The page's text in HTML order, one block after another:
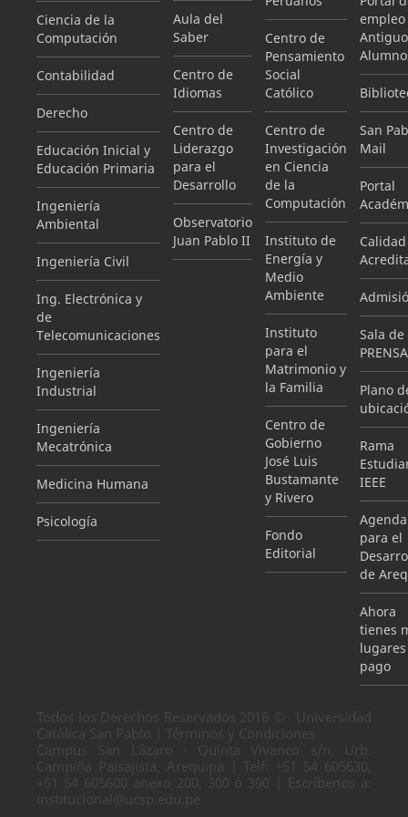
Ciencia de la
Computación
Contabilidad
Derecho
Educación Inicial y
Educación Primaria
Ingeniería
Ambiental
Ingeniería Civil
Ing. Electrónica y
de
Telecomunicaciones
Ingeniería
Industrial
Ingeniería
Mecatrónica
Medicina Humana
Psicología
Aula del
Saber
Centro de
Idiomas
Centro de
Liderazgo
para el
Desarrollo
Observatorio
Juan Pablo II
Centro de
Pensamiento
Social
Católico
Centro de
Investigación
en Ciencia
de la
Computación
Instituto de
Energía y
Medio
Ambiente
Instituto
para el
Matrimonio y
la Familia
Centro de
Gobierno
José Luis
Bustamante
y Rivero
Fondo
Editorial
empleo
San
Mail
Portal
Sala de
PRENSA
Plano
Rama
IEEE
Agenda
para el
de
Ahora
tienes
pago